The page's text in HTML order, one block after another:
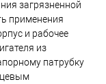
загрязненной
применения
и рабочее
из
патрубку